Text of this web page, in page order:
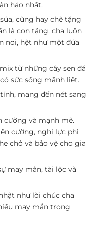
hảo nhất.
cũng hay chê tặng
là con tặng, cha luôn
nơi, hệt như một đứa
từ những cây sen đá
sức sống mãnh liệt.
mang đến nét sang
cường và mạnh mẽ.
cường, nghị lực phi
chở và bảo vệ cho gia
may mắn, tài lộc và
như lời chúc cha
may mắn trong